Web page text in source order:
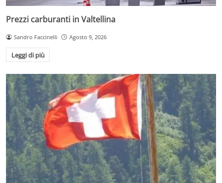
Prezzi carburanti in Valtellina
Sandro Faccinelli Agosto 9, 2026
Leggi di più